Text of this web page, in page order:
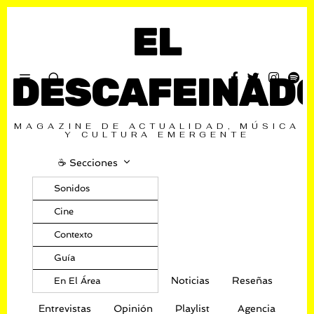
EL
MAGAZINE DE ACTUALIDAD, MÚSICA
Y CULTURA EMERGENTE
☕️ Secciones
Sonidos
Cine
Contexto
Guía
En El Área Noticias Reseñas
Entrevistas Opinión Playlist Agencia